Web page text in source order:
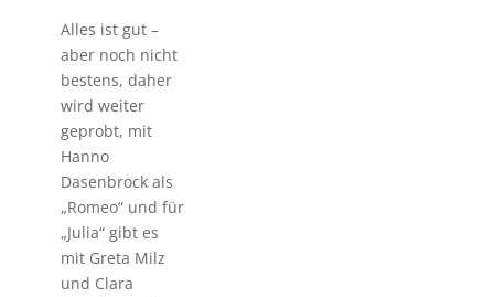
Alles ist gut –
aber noch nicht
bestens, daher
wird weiter
geprobt, mit
Hanno
Dasenbrock als
„Romeo“ und für
„Julia“ gibt es
mit Greta Milz
und Clara